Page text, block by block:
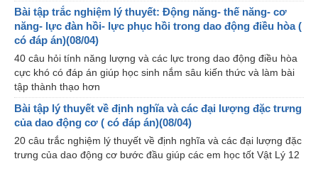
Bài tập trắc nghiệm lý thuyết: Động năng- thế năng- cơ
năng- lực đàn hồi- lực phục hồi trong dao động điều hòa (
có đáp án)(08/04)
40 câu hỏi tính năng lượng và các lực trong dao động điều hòa
cực khó có đáp án giúp học sinh nắm sâu kiến thức và làm bài
tập thành thạo hơn
Bài tập lý thuyết về định nghĩa và các đại lượng đặc trưng
của dao động cơ ( có đáp án)(08/04)
20 câu trắc nghiệm lý thuyết về định nghĩa và các đại lượng đặc
trưng của dao động cơ bước đầu giúp các em học tốt Vật Lý 12